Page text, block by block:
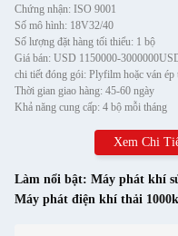
Chứng nhận: ISO 9001
Số mô hình: 18V32/40
Số lượng đặt hàng tối thiểu: 1 bộ
Giá bán: USD 1150000-
chi tiết đóng gói: Plyfilm hoặc ván
Thời gian giao hàng: 45-60 ngày
Khả năng cung cấp: 4 bộ mỗi tháng
Xem Chi
Làm nổi bật: Máy phát khí
Máy phát điện khí thải